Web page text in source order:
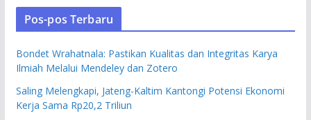
Pos-pos Terbaru
Bondet Wrahatnala: Pastikan Kualitas dan Integritas Karya
Ilmiah Melalui Mendeley dan Zotero
Saling Melengkapi, Jateng-Kaltim Kantongi Potensi Ekonomi
Kerja Sama Rp20,2 Triliun